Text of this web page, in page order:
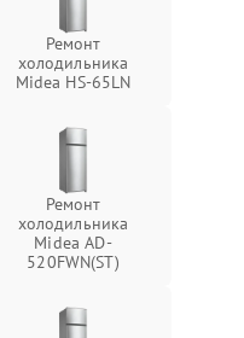
Ремонт
холодильника
Midea HS-65LN
Ремонт
холодильника
Midea AD-
520FWN(ST)